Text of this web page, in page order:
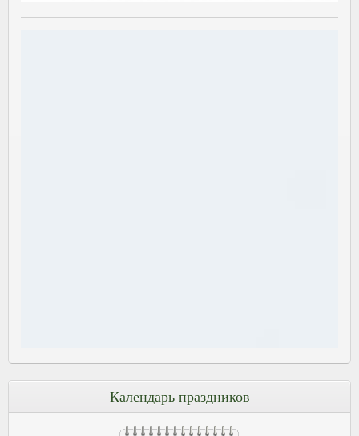
Календарь праздников